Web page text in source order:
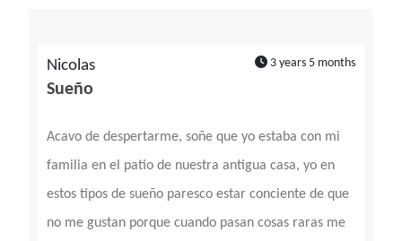
Nicolas 3 years 5 months
Sueño
Acavo de despertarme, soñe que yo estaba con mi
familia en el patio de nuestra antigua casa, yo en
estos tipos de sueño paresco estar conciente de que
no me gustan porque cuando pasan cosas raras me